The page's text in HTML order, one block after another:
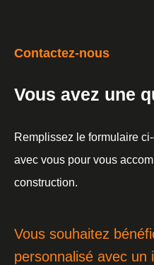
Contactez-nous
Vous avez une
Remplissez le formulaire
avec vous pour vous
construction.
Vous souhaitez
personnalisé avec un